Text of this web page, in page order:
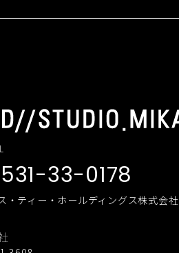
33-0178
・ティー・ホールディングス株式会社